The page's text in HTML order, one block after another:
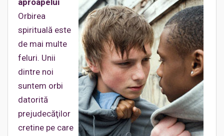
aproapelui
Orbirea
spirituală este
de mai multe
feluri. Unii
dintre noi
suntem orbi
datorită
prejudecăţilor
cretine pe care